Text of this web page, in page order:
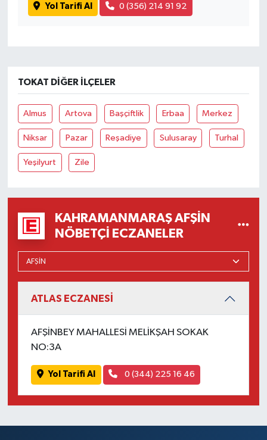
Yol Tarifi Al 0 (356) 214 91 92
TOKAT DIĞER İLÇELER
Almus Artova Başçiftlik Erbaa Merkez
Niksar Pazar Reşadiye Sulusaray Turhal
Yeşilyurt Zile
KAHRAMANMARAŞ AFŞIN
NÖBETÇI ECZANELER
ATLAS ECZANESİ
AFŞİNBEY MAHALLESİ MELİKŞAH SOKAK
NO:3A
Yol Tarifi Al 0 (344) 225 16 46